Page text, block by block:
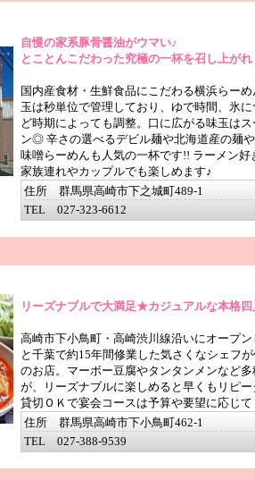
自慢の家系豚骨醤油がウマい♪
とことんこだわった究極の一杯を召し上がれ
国内産食材・生鮮食品にこだわる横浜らー
玉は秒単位で管理しており、ゆで時間、氷
ど時期によっても調整。口に広がる味玉は
ン◎ 辛さの選べるデビル麺や北海道産の麺
味噌らーめんも人気の一杯です!! ラーメン好
家族連れやカップルでも楽しめます♪
住所 群馬県高崎市下之城町489-1
TEL 027-323-6612
リーズナブルで大満足★カジュアルな本格
高崎市下小鳥町・高崎渋川線沿いにオープ
と千葉で約15年間修業した気さくなシェフ
のお店。マーボー豆腐やタンタンメンなど
が、リーズナブルに楽しめると早くもリピ
貸切ＯＫで宴会コースは予算や要望に応じて
住所 群馬県高崎市下小鳥町462-1
TEL 027-388-9539